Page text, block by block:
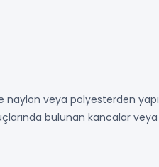
naylon veya polyesterden
bulunan kancalar